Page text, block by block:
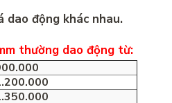
dao động khác nhau.
thường dao động từ: